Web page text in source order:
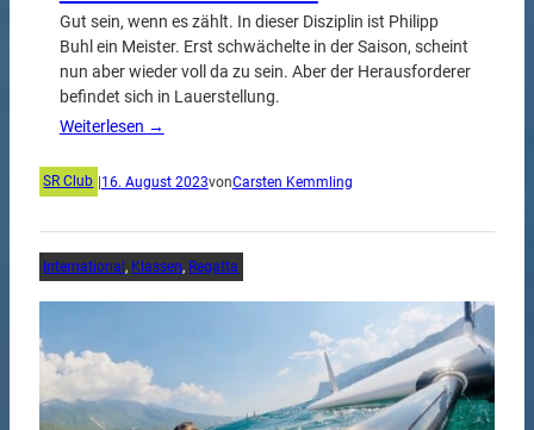
Gut sein, wenn es zählt. In dieser Disziplin ist Philipp
Buhl ein Meister. Erst schwächelte in der Saison, scheint
nun aber wieder voll da zu sein. Aber der Herausforderer
befindet sich in Lauerstellung.
Weiterlesen →
SR Club |16. August 2023vonCarsten Kemmling
International, Klassen, Regatta